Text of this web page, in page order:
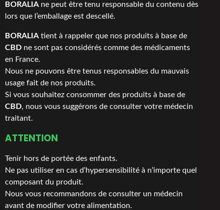
BORALIA ne peut être tenu responsable du contenu dès
lors que l’emballage est descellé.
BORALIA tient à rappeler que nos produits à base de
CBD ne sont pas considérés comme des médicaments
en France.
Nous ne pouvons être tenus responsables du mauvais
usage fait de nos produits.
Si vous souhaitez consommer des produits à base de
CBD, nous vous suggérons de consulter votre médecin
traitant.
ATTENTION
Tenir hors de portée des enfants.
Ne pas utiliser en cas d‘hypersensibilité à n‘importe quel
composant du produit.
Nous vous recommandons de consulter un médecin
avant de modifier votre alimentation.